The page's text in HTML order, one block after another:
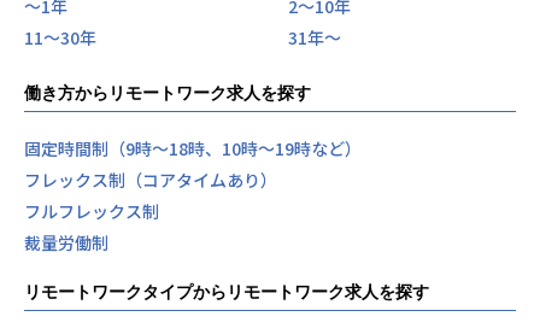
〜1年
2〜10年
11〜30年
31年〜
働き方からリモートワーク求人を探す
固定時間制（9時～18時、10時～19時など）
フレックス制（コアタイムあり）
フルフレックス制
裁量労働制
リモートワークタイプからリモートワーク求人を探す